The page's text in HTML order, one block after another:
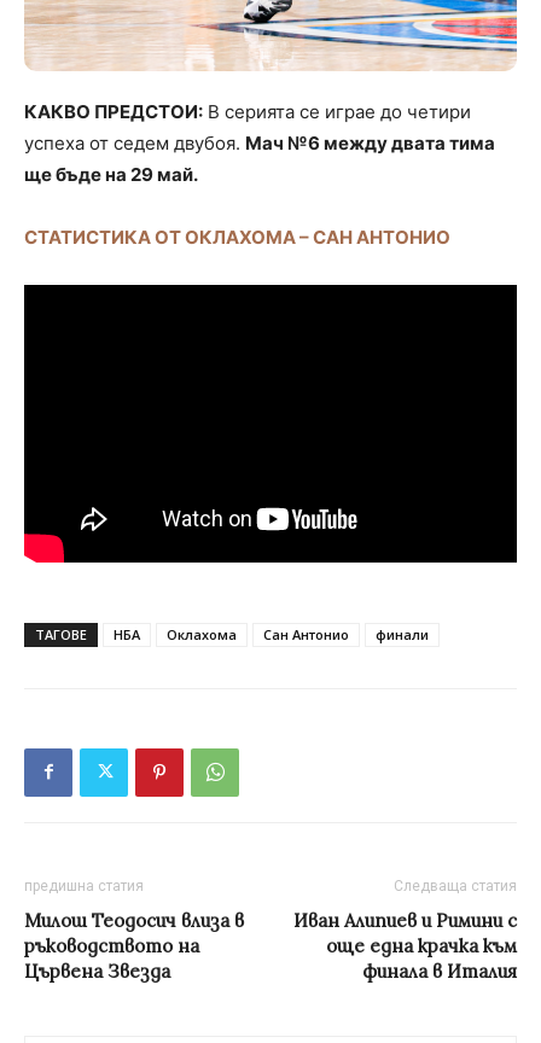
КАКВО ПРЕДСТОИ: В серията се играе до четири
успеха от седем двубоя. Мач №6 между двата тима
ще бъде на 29 май.
СТАТИСТИКА ОТ ОКЛАХОМА – САН АНТОНИО
ТАГОВЕ НБА Оклахома Сан Антонио финали
предишна статия
Милош Теодосич влиза в
ръководството на
Цървена Звезда
Следваща статия
Иван Алипиев и Римини с
още една крачка към
финала в Италия